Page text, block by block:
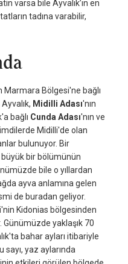
varsa bile Ayvalık’ın en
tadına varabilir,
Marmara Bölgesi'ne bağlı
Midilli Adası'nın
bağlı Cunda Adası'nın ve
Midilli'de olan
bulunuyor. Bir
bir bölümünün
bile o yıllardan
ayva anlamına gelen
de buradan geliyor.
Kidonias bölgesinden
Günümüzde yaklaşık 70
bahar ayları itibariyle
sayı, yaz aylarında